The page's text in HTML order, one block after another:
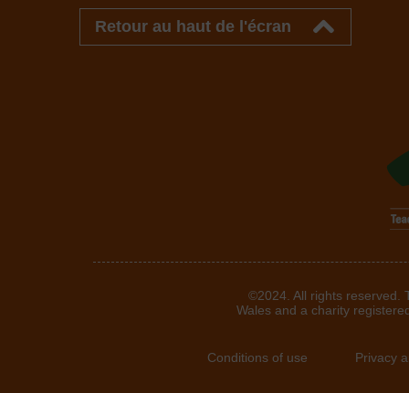
Retour au haut de l'écran
©2024. All rights reserved.
Wales and a charity
Conditions of use Privacy